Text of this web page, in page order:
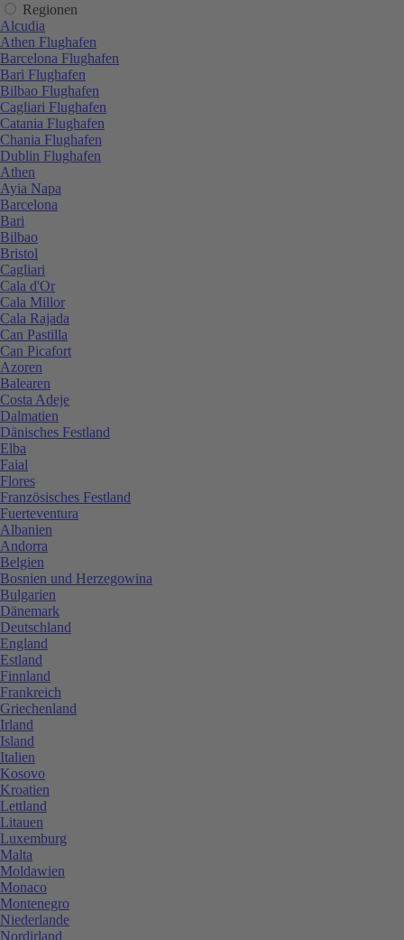
Regionen
Alcudia
Athen Flughafen
Barcelona Flughafen
Bari Flughafen
Bilbao Flughafen
Cagliari Flughafen
Catania Flughafen
Chania Flughafen
Dublin Flughafen
Athen
Ayia Napa
Barcelona
Bari
Bilbao
Bristol
Cagliari
Cala d'Or
Cala Millor
Cala Rajada
Can Pastilla
Can Picafort
Azoren
Balearen
Costa Adeje
Dalmatien
Dänisches Festland
Elba
Faial
Flores
Französisches Festland
Fuerteventura
Albanien
Andorra
Belgien
Bosnien und Herzegowina
Bulgarien
Dänemark
Deutschland
England
Estland
Finnland
Frankreich
Griechenland
Irland
Island
Italien
Kosovo
Kroatien
Lettland
Litauen
Luxemburg
Malta
Moldawien
Monaco
Montenegro
Niederlande
Nordirland